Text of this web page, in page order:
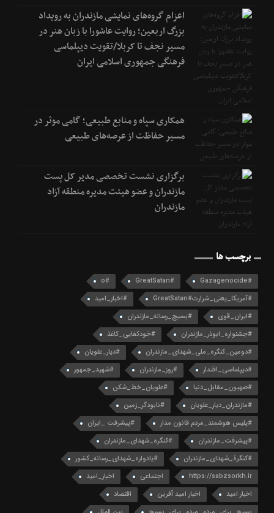
اعزام گروه‌های نمایشی مازندران به رویداد
بزرگ اربعین؛ روایت عاشورا با زبان هنر در
مسیر نجف تا کربلا/تقویت دیپلماسی
فرهنگی جمهوری اسلامی ایران
همکاری سپاه و منابع طبیعی؛ گامی موثر در
مسیر حفاظت از عرصه‌های طبیعی
برگزاری نشست تخصصی مدیر کل پست
مازندران و عضو هیئت مدیره منطقه آزاد
مازندران
برچسب ها
#Gazagenocide
#GreatSatan
#o
#آمریکا_یعنی_شرارت#GreatSatan
#اخبار_امید
#ایران_قوی
#بسیج_رسانه_مازندران
#جشنواره_ابوذر_مازندران
#خودکفایی_کاغذ
#دومین_کنگره_ملی_شهدای_مازندران
#دیار_علویان
#دیپلماسی_اقتدار
#روز_مازندران
#شهید_جمهور
#صهیون_مقابل_دنیا
#علویان_خط_شکن
#مازندران_دیار_علویان
#نابودگر_زمین
#پلیس هوشمند_مردم قانون مدار
#پیشرفت _ایران
#پیشرفت_مازندران
#کنگره_شهدای_مازندران
#کنگرۀ_شهدای_مازندران
#یادواره_شهدای_رسانه_کشور
https://sabzsorkh.ir
اجتماعی
اخبار_امید
اخبار امید
اخبار امید آفرین
اقتصاد